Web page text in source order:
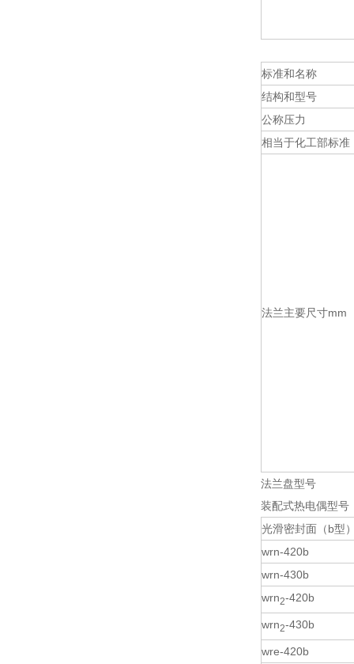
标准和名称
结构和型号
公称压力
相当于化工部标准
法兰主要尺寸mm
法兰盘型号
装配式
光滑密封面（b型
wrn-420b
wrn-430b
wrn2-420b
wrn2-430b
wre-420b